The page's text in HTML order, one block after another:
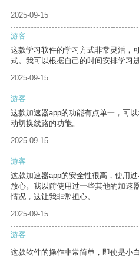
2025-09-15
游客
这款学习软件的学习方式非常灵活，
式。我可以根据自己的时间安排学习进
2025-09-15
游客
这款加速器app的功能有点单一，可
动切换线路的功能。
2025-09-15
游客
这款加速器app的安全性很高，使用
放心。我以前使用过一些其他的加速
情况，这让我非常担心。
2025-09-15
游客
这款软件的操作非常简单，即使是小